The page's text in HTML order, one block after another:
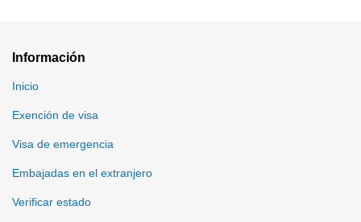
Información
Inicio
Exención de visa
Visa de emergencia
Embajadas en el extranjero
Verificar estado